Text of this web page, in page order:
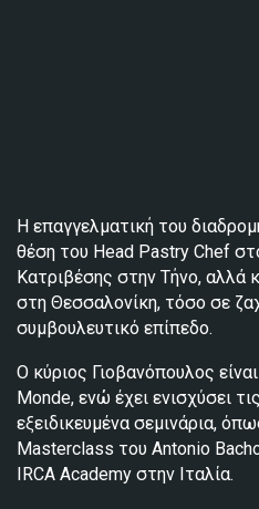
Η επαγγελματική του
θέση του Head Pastry Chef
Κατριβέσης στην Τήνο, αλλά
στη Θεσσαλονίκη, τόσο σε
συμβουλευτικό επίπεδο.
Ο κύριος Γιοβανόπουλος
Monde, ενώ έχει ενισχύσει
εξειδικευμένα σεμινάρια,
Masterclass του Antonio
IRCA Academy στην Ιταλία.